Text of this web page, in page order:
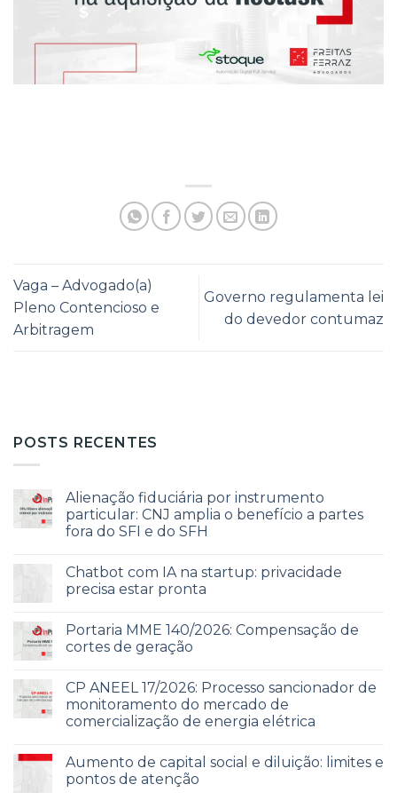
Vaga – Advogado(a)
Pleno Contencioso e
Arbitragem
Governo regulamenta lei
do devedor contumaz
POSTS RECENTES
Alienação fiduciária por instrumento
particular: CNJ amplia o benefício a partes
fora do SFI e do SFH
Chatbot com IA na startup: privacidade
precisa estar pronta
Portaria MME 140/2026: Compensação de
cortes de geração
CP ANEEL 17/2026: Processo sancionador de
monitoramento do mercado de
comercialização de energia elétrica
Aumento de capital social e diluição: limites e
pontos de atenção